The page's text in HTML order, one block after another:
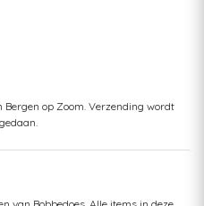
op Zoom. Verzending wordt